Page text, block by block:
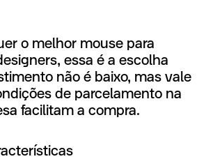
o melhor mouse para
essa é a escolha
não é baixo, mas vale
de parcelamento na
facilitam a compra.